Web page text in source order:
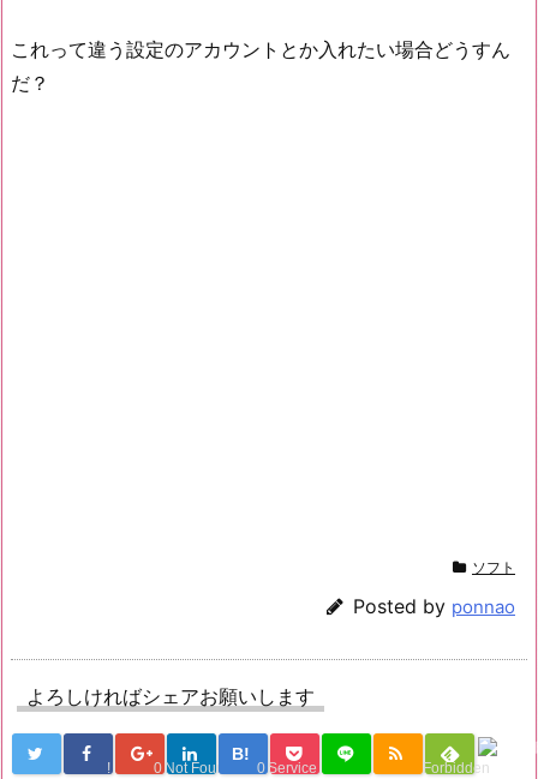
これって違う設定のアカウントとか入れたい場合どうすん
だ？
ソフト
Posted by ponnao
よろしければシェアお願いします
! 0 Not Found
B!
0 Service Una Forbidden